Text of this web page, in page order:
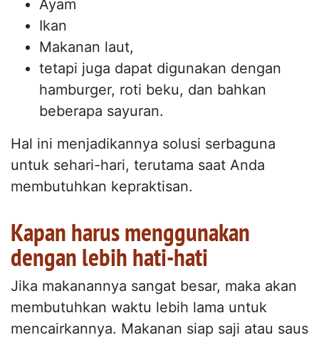
Ayam
Ikan
Makanan laut,
tetapi juga dapat digunakan dengan
hamburger, roti beku, dan bahkan
beberapa sayuran.
Hal ini menjadikannya solusi serbaguna
untuk sehari-hari, terutama saat Anda
membutuhkan kepraktisan.
Kapan harus menggunakan
dengan lebih hati-hati
Jika makanannya sangat besar, maka akan
membutuhkan waktu lebih lama untuk
mencairkannya. Makanan siap saji atau saus